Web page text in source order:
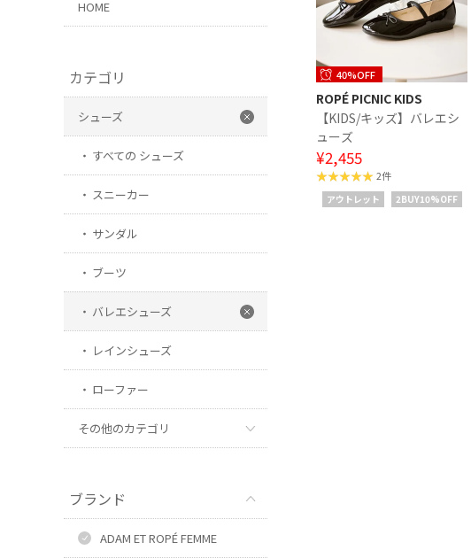
HOME
カテゴリ
シューズ
すべての シューズ
スニーカー
サンダル
ブーツ
バレエシューズ
レインシューズ
ローファー
その他のカテゴリ
ブランド
ADAM ET ROPÉ FEMME
40%OFF
ROPÉ PICNIC KIDS
【KIDS/キッズ】バレエシ
ューズ
¥2,455
2件
アウトレット 2BUY10%OFF